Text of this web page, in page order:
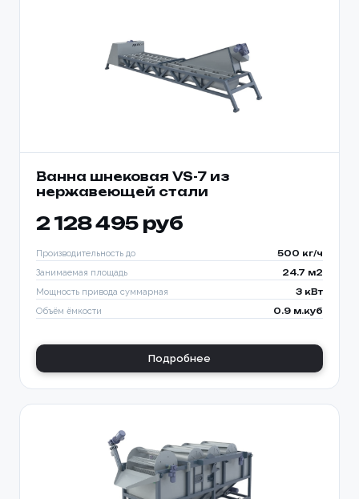
Ванна шнековая VS-7 из
нержавеющей стали
2 128 495 руб
Производительность до 500 кг/ч
Занимаемая площадь 24.7 м2
Мощность привода суммарная 3 кВт
Объём ёмкости 0.9 м.куб
Подробнее